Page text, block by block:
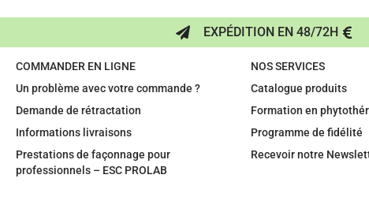
EXPÉDITION EN 48/72H
COMMANDER EN LIGNE
Un problème avec votre commande ?
Demande de rétractation
Informations livraisons
Prestations de façonnage pour
professionnels – ESC PROLAB
NOS SERVICES
Catalogue produits
Formation en
Programme de fidélité
Recevoir notre